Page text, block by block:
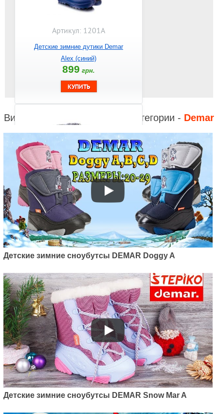
Артикул: 1201A
Детские зимние дутики Demar
Alex (синий)
899 грн.
Артикул: 1201C
Детские зимние дутики Demar
Alex (серый)
899грн.
Артикул: 1530NF
Детские зимние дутики Demar
Furry 2 NF
Видео к другим товарам из категории - Demar
Детские зимние сноубутсы DEMAR Doggy A
Детские зимние сноубутсы DEMAR Snow Mar A